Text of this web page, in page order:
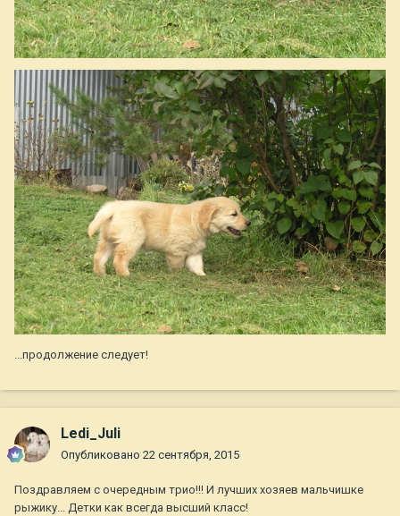
...продолжение следует!
Ledi_Juli
Опубликовано 22 сентября, 2015
Поздравляем с очередным трио!!! И лучших хозяев мальчишке
рыжику... Детки как всегда высший класс!